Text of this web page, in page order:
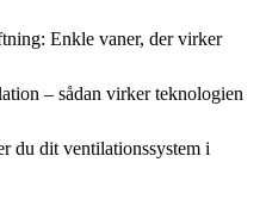
Enkle vaner, der virker
– sådan virker teknologien
du dit ventilationssystem i